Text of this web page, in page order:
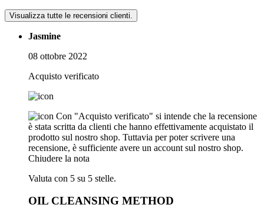
Visualizza tutte le recensioni clienti.
Jasmine
08 ottobre 2022
Acquisto verificato
Con "Acquisto verificato" si intende che la recensione
è stata scritta da clienti che hanno effettivamente acquistato il
prodotto sul nostro shop. Tuttavia per poter scrivere una
recensione, è sufficiente avere un account sul nostro shop.
Chiudere la nota
Valuta con 5 su 5 stelle.
OIL CLEANSING METHOD